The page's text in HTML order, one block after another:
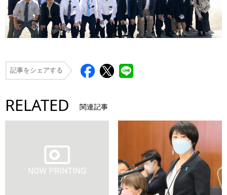
記事をシェアする
RELATED 関連記事